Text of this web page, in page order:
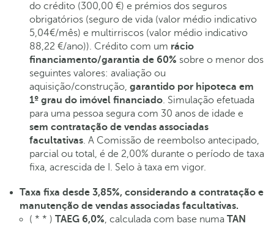
do crédito (300,00 €) e prémios dos seguros
obrigatórios (seguro de vida (valor médio indicativo
5,04€/mês) e multirriscos (valor médio indicativo
88,22 €/ano)). Crédito com um rácio
financiamento/garantia de 60% sobre o menor dos
seguintes valores: avaliação ou
aquisição/construção, garantido por hipoteca em
1º grau do imóvel financiado. Simulação efetuada
para uma pessoa segura com 30 anos de idade e
sem contratação de vendas associadas
facultativas. A Comissão de reembolso antecipado,
parcial ou total, é de 2,00% durante o período de taxa
fixa, acrescida de I. Selo à taxa em vigor.
Taxa fixa desde 3,85%, considerando a contratação e
manutenção de vendas associadas facultativas.
( * * ) TAEG 6,0%, calculada com base numa TAN